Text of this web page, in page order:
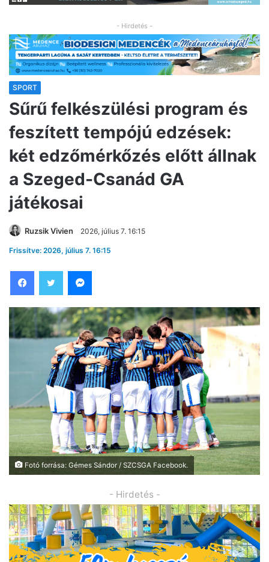
- Hirdetés -
SPORT
Sűrű felkészülési program és
feszített tempójú edzések:
két edzőmérkőzés előtt állnak
a Szeged-Csanád GA
játékosai
Ruzsik Vivien 2026, július 7. 16:15
Frissítve: 2026, július 7. 16:15
Fotó forrása: Gémes Sándor / SZCSGA Facebook.
- Hirdetés -